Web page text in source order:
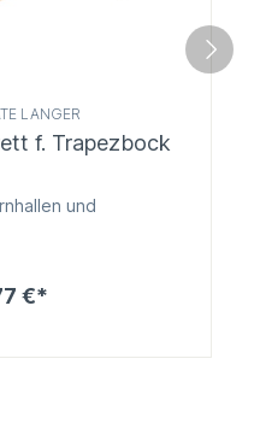
LANGER
f. Trapezbock
und
€*